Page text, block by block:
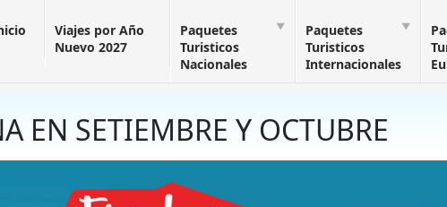
Viajes por Año
Nuevo 2027
Paquetes
Turisticos
Nacionales
Paquetes
Turisticos
Internacionales
EN SETIEMBRE Y OCTUBRE